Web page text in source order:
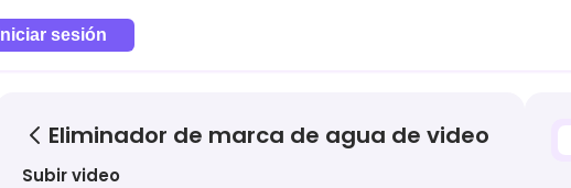
Iniciar sesión
Eliminador de marca de agua de video
Subir video